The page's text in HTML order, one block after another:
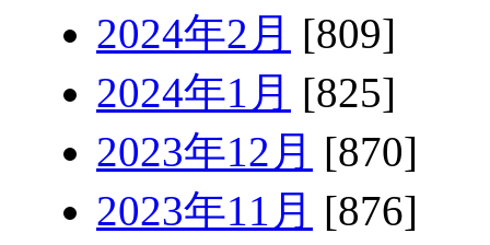
2024年2月 [809]
2024年1月 [825]
2023年12月 [870]
2023年11月 [876]